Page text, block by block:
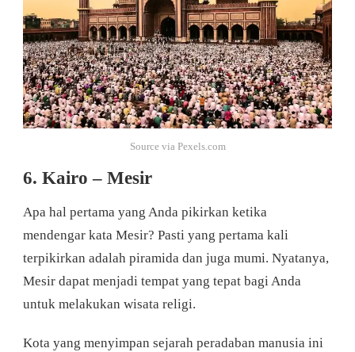
Source via Pexels.com
6. Kairo – Mesir
Apa hal pertama yang Anda pikirkan ketika
mendengar kata Mesir? Pasti yang pertama kali
terpikirkan adalah piramida dan juga mumi. Nyatanya,
Mesir dapat menjadi tempat yang tepat bagi Anda
untuk melakukan wisata religi.
Kota yang menyimpan sejarah peradaban manusia ini